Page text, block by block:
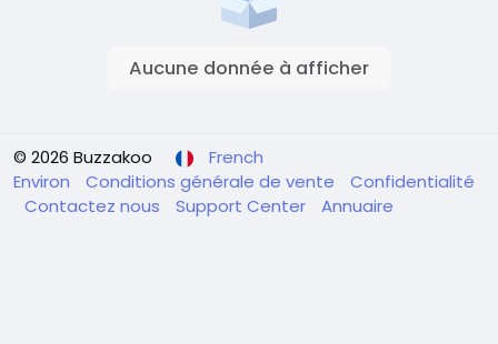
Aucune donnée à afficher
© 2026 Buzzakoo
French
Environ
Conditions générale de vente
Confidentialité
Contactez nous
Support Center Annuaire